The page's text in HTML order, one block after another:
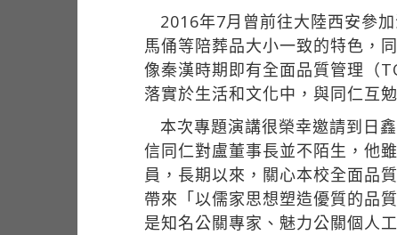
2016年7月曾前往大陸西安參
馬俑等陪葬品大小一致的特色，
像秦漢時期即有全面品質管理（
落實於生活和文化中，與同仁互
本次專題演講很榮幸邀請到日
信同仁對盧董事長並不陌生，他
員，長期以來，關心本校全面品
帶來「以儒家思想塑造優質的品
是知名公關專家、魅力公關個人